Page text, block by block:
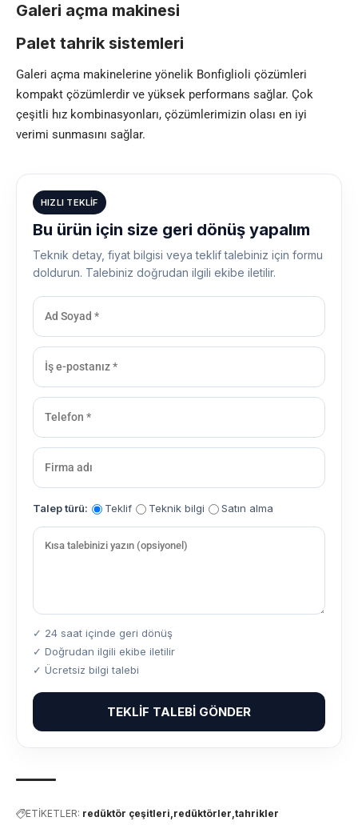
Galeri açma makinesi
Palet tahrik sistemleri
Galeri açma makinelerine yönelik Bonfiglioli çözümleri
kompakt çözümlerdir ve yüksek performans sağlar. Çok
çeşitli hız kombinasyonları, çözümlerimizin olası en iyi
verimi sunmasını sağlar.
HIZLI TEKLIF
Bu ürün için size geri dönüş yapalım
Teknik detay, fiyat bilgisi veya teklif talebiniz için formu
doldurun. Talebiniz doğrudan ilgili ekibe iletilir.
Talep türü: Teklif Teknik bilgi Satın alma
✓ 24 saat içinde geri dönüş
✓ Doğrudan ilgili ekibe iletilir
✓ Ücretsiz bilgi talebi
TEKLIF TALEBI GÖNDER
ETİKETLER: redüktör çeşitleri redüktörler tahrikler